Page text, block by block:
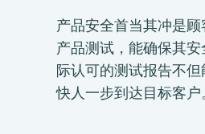
产品安全首当其冲是
产品测试，能确保其
际认可的测试报告不
快人一步到达目标客户